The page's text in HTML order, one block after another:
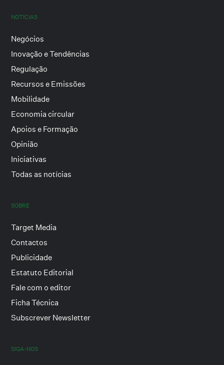
NOTÍCIAS
Negócios
Inovação e Tendências
Regulação
Recursos e Emissões
Mobilidade
Economia circular
Apoios e Formação
Opinião
Iniciativas
Todas as notícias
SOBRE
Target Media
Contactos
Publicidade
Estatuto Editorial
Fale com o editor
Ficha Técnica
Subscrever Newsletter
SIGA-NOS